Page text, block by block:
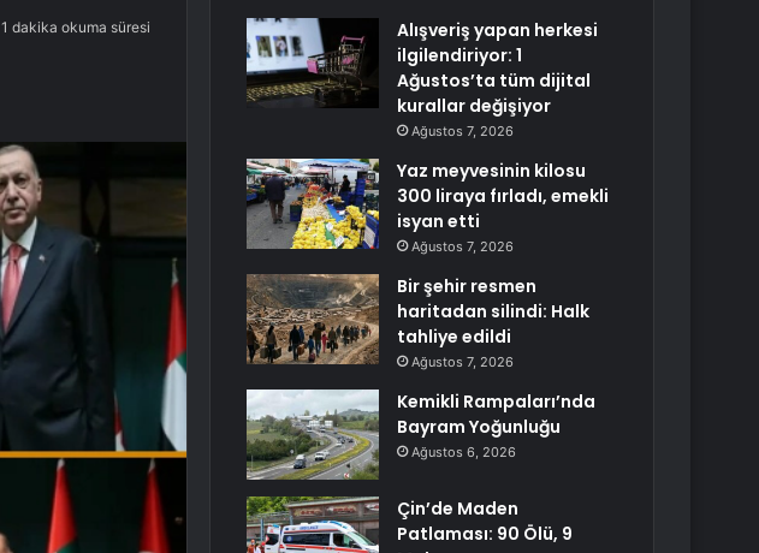
1 dakika okuma süresi
Alışveriş yapan herkesi
ilgilendiriyor: 1
Ağustos’ta tüm dijital
kurallar değişiyor
Ağustos 7, 2026
Yaz meyvesinin kilosu
300 liraya fırladı, emekli
isyan etti
Ağustos 7, 2026
Bir şehir resmen
haritadan silindi: Halk
tahliye edildi
Ağustos 7, 2026
Kemikli Rampaları’nda
Bayram Yoğunluğu
Ağustos 6, 2026
Çin’de Maden
Patlaması: 90 Ölü, 9